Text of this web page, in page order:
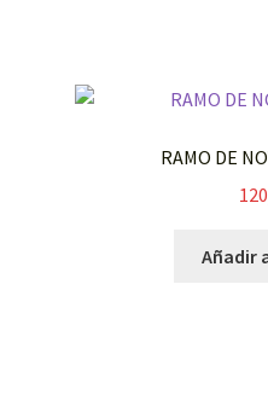
RAMO DE
Añadir